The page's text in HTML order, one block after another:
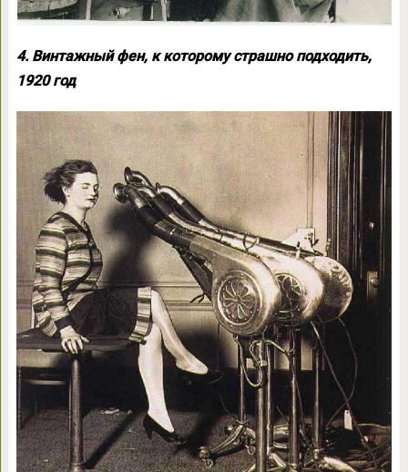
4. Винтажный фен, к которому страшно подходить,
1920 год